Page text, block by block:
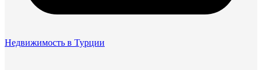
Недвижимость в Турции